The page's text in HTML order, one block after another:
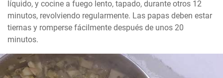
líquido, y cocine a fuego lento, tapado, durante otros 12
minutos, revolviendo regularmente. Las papas deben estar
tiernas y romperse fácilmente después de unos 20
minutos.